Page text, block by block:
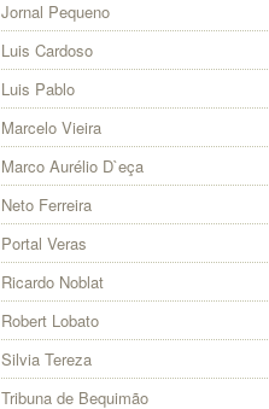
Jornal Pequeno
Luis Cardoso
Luis Pablo
Marcelo Vieira
Marco Aurélio D`eça
Neto Ferreira
Portal Veras
Ricardo Noblat
Robert Lobato
Silvia Tereza
Tribuna de Bequimão